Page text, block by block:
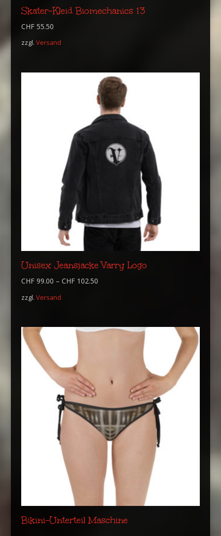
Skater-Kleid Biomechanics 13
CHF55.50
zzgl. Versand
Unisex Jeansjacke Varry Logo
CHF99.00 – CHF102.50
zzgl. Versand
Bikini-Unterteil Maschine